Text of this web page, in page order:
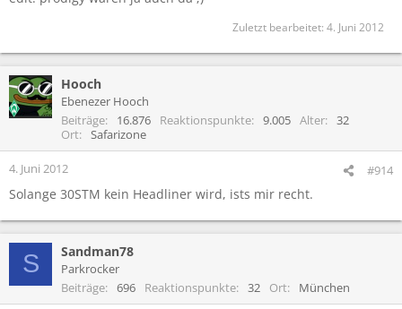
Zuletzt bearbeitet: 4. Juni 2012
Hooch
Ebenezer Hooch
Beiträge
16.876 Reaktionspunkte 9.005 Alter
32
Ort
Safarizone
4. Juni 2012 #914
Solange 30STM kein Headliner wird, ists mir recht.
S Sandman78
Parkrocker
Beiträge
696 Reaktionspunkte 32 Ort München